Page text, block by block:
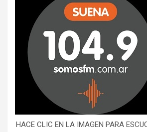
HACE CLIC EN LA IMAGEN PARA